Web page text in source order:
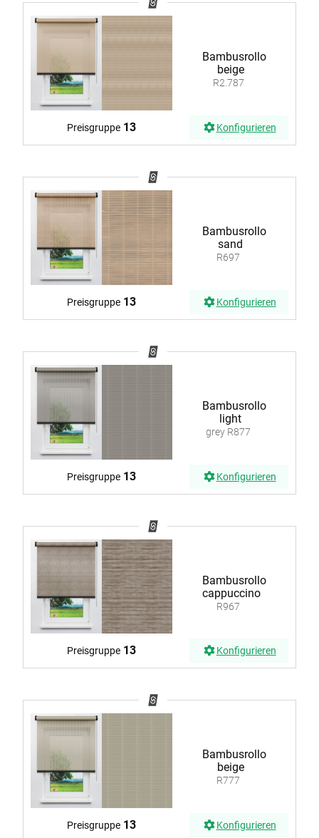
Bambusrollo
beige
R2.787
Preisgruppe 13 Konfigurieren
Bambusrollo
sand
R697
Preisgruppe 13 Konfigurieren
Bambusrollo
light
grey R877
Preisgruppe 13 Konfigurieren
Bambusrollo
cappuccino
R967
Preisgruppe 13 Konfigurieren
Bambusrollo
beige
R777
Preisgruppe 13 Konfigurieren